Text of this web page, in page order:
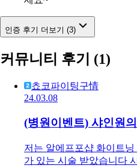
인증 후기 더보기 (3)
커뮤니티 후기 (1)
쵸코파이팅구情
24.03.08
(병원이벤트) 샤인원
저는 알에프포샵 화이트
가 있는 시술 받았습니다